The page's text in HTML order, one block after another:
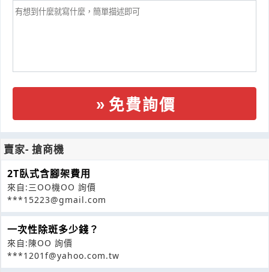
免費詢價
賣家- 搶商機
2T臥式含腳架費用
來自:三OO機OO 詢價
***15223@gmail.com
一次性除斑多少錢？
來自:陳OO 詢價
***1201f@yahoo.com.tw